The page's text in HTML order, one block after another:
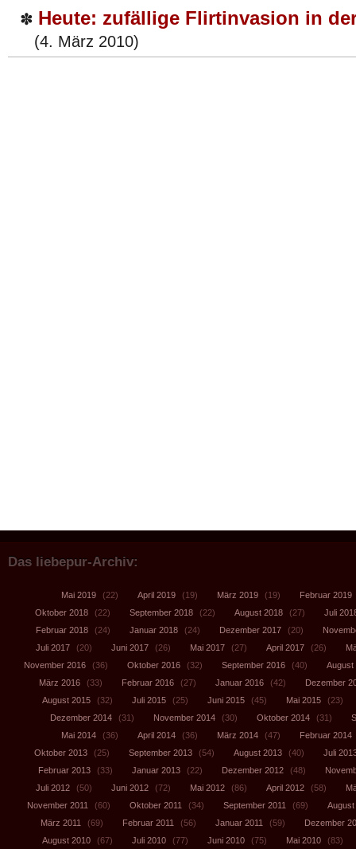
✽ Heute: zufällige Flirtinvasion in
(4. März 2010)
Das liebepur-Archiv:
Mai 2019 (22) April 2019 (19) März 2019 (19) Februar 2019
Oktober 2018
(22) September 2018 (22) August 2018 (27)
Juli
Februar 2018
(24) Januar 2018 (24) Dezember 2017 (20)
Juli 2017
(20) Juni 2017 (26) Mai 2017 (27) April 2017 (26)
November 2016
(36) Oktober 2016 (32) September 2016 (40)
August
März 2016
(33) Februar 2016 (27) Januar 2016 (42)
Dezember
August 2015
(32) Juli 2015 (25) Juni 2015 (45) Mai 2015
(23)
Dezember 2014
(31) November 2014 (30) Oktober 2014 (31)
Mai 2014
(36) April 2014 (36) März 2014 (47) Februar 2014
Oktober 2013
(25) September 2013 (54) August 2013 (40)
Juli
Februar 2013
(33) Januar 2013 (22) Dezember 2012 (48)
Juli 2012
(50) Juni 2012 (72) Mai 2012 (86) April 2012 (58)
November 2011
(60) Oktober 2011 (34) September 2011 (69)
August
März 2011
(69) Februar 2011 (56) Januar 2011 (59)
Dezember
August 2010
(67) Juli 2010 (77) Juni 2010 (75) Mai 2010
(83)